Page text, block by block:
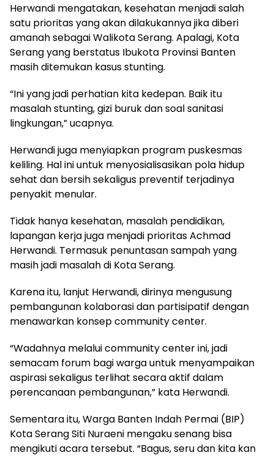
Herwandi mengatakan, kesehatan menjadi salah
satu prioritas yang akan dilakukannya jika diberi
amanah sebagai Walikota Serang. Apalagi, Kota
Serang yang berstatus Ibukota Provinsi Banten
masih ditemukan kasus stunting.
“Ini yang jadi perhatian kita kedepan. Baik itu
masalah stunting, gizi buruk dan soal sanitasi
lingkungan,” ucapnya.
Herwandi juga menyiapkan program puskesmas
keliling. Hal ini untuk menyosialisasikan pola hidup
sehat dan bersih sekaligus preventif terjadinya
penyakit menular.
Tidak hanya kesehatan, masalah pendidikan,
lapangan kerja juga menjadi prioritas Achmad
Herwandi. Termasuk penuntasan sampah yang
masih jadi masalah di Kota Serang.
Karena itu, lanjut Herwandi, dirinya mengusung
pembangunan kolaborasi dan partisipatif dengan
menawarkan konsep community center.
“Wadahnya melalui community center ini, jadi
semacam forum bagi warga untuk menyampaikan
aspirasi sekaligus terlihat secara aktif dalam
perencanaan pembangunan,” kata Herwandi.
Sementara itu, Warga Banten Indah Permai (BIP)
Kota Serang Siti Nuraeni mengaku senang bisa
mengikuti acara tersebut. “Bagus, seru dan kita kan